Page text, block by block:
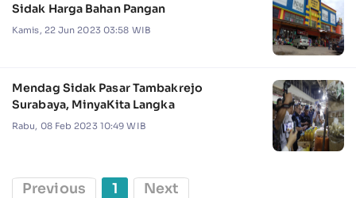
Sidak Harga Bahan Pangan
Kamis, 22 Jun 2023 03:58 WIB
Mendag Sidak Pasar Tambakrejo
Surabaya, MinyaKita Langka
Rabu, 08 Feb 2023 10:49 WIB
Previous 1 Next